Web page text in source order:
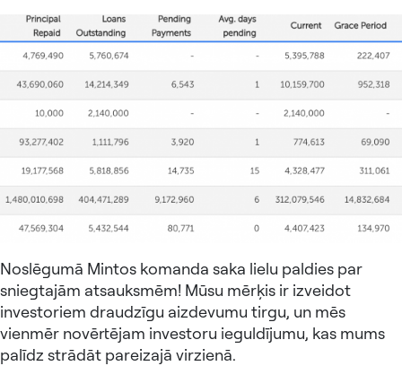
Noslēgumā Mintos komanda saka lielu paldies par
sniegtajām atsauksmēm! Mūsu mērķis ir izveidot
investoriem draudzīgu aizdevumu tirgu, un mēs
vienmēr novērtējam investoru ieguldījumu, kas mums
palīdz strādāt pareizajā virzienā.